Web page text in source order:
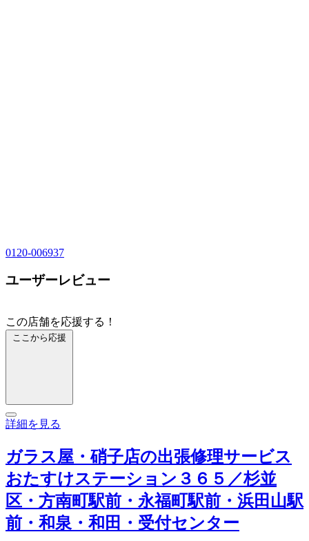
0120-006937
ユーザーレビュー
この店舗を応援する！
ここから応援
詳細を見る
ガラス屋・硝子店の出張修理サービス
おたすけステーション３６５／杉並
区・方南町駅前・永福町駅前・浜田山駅
前・和泉・和田・受付センター